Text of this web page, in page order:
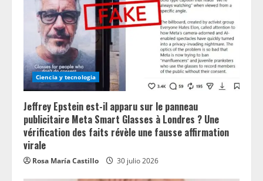
Ciencia y tecnologia
Jeffrey Epstein est-il apparu sur le panneau
publicitaire Meta Smart Glasses à Londres ? Une
vérification des faits révèle une fausse affirmation
virale
Rosa María Castillo 30 julio 2026